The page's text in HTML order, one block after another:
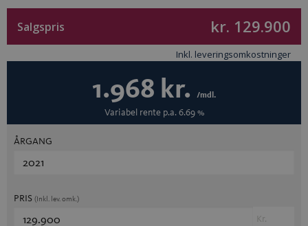
Salgspris kr. 129.900
Inkl. leveringsomkostninger
1.968 kr. /mdl.
Variabelrente p.a.6.69%
ÅRGANG
PRIS (Inkl. lev. omk.)
Kr.